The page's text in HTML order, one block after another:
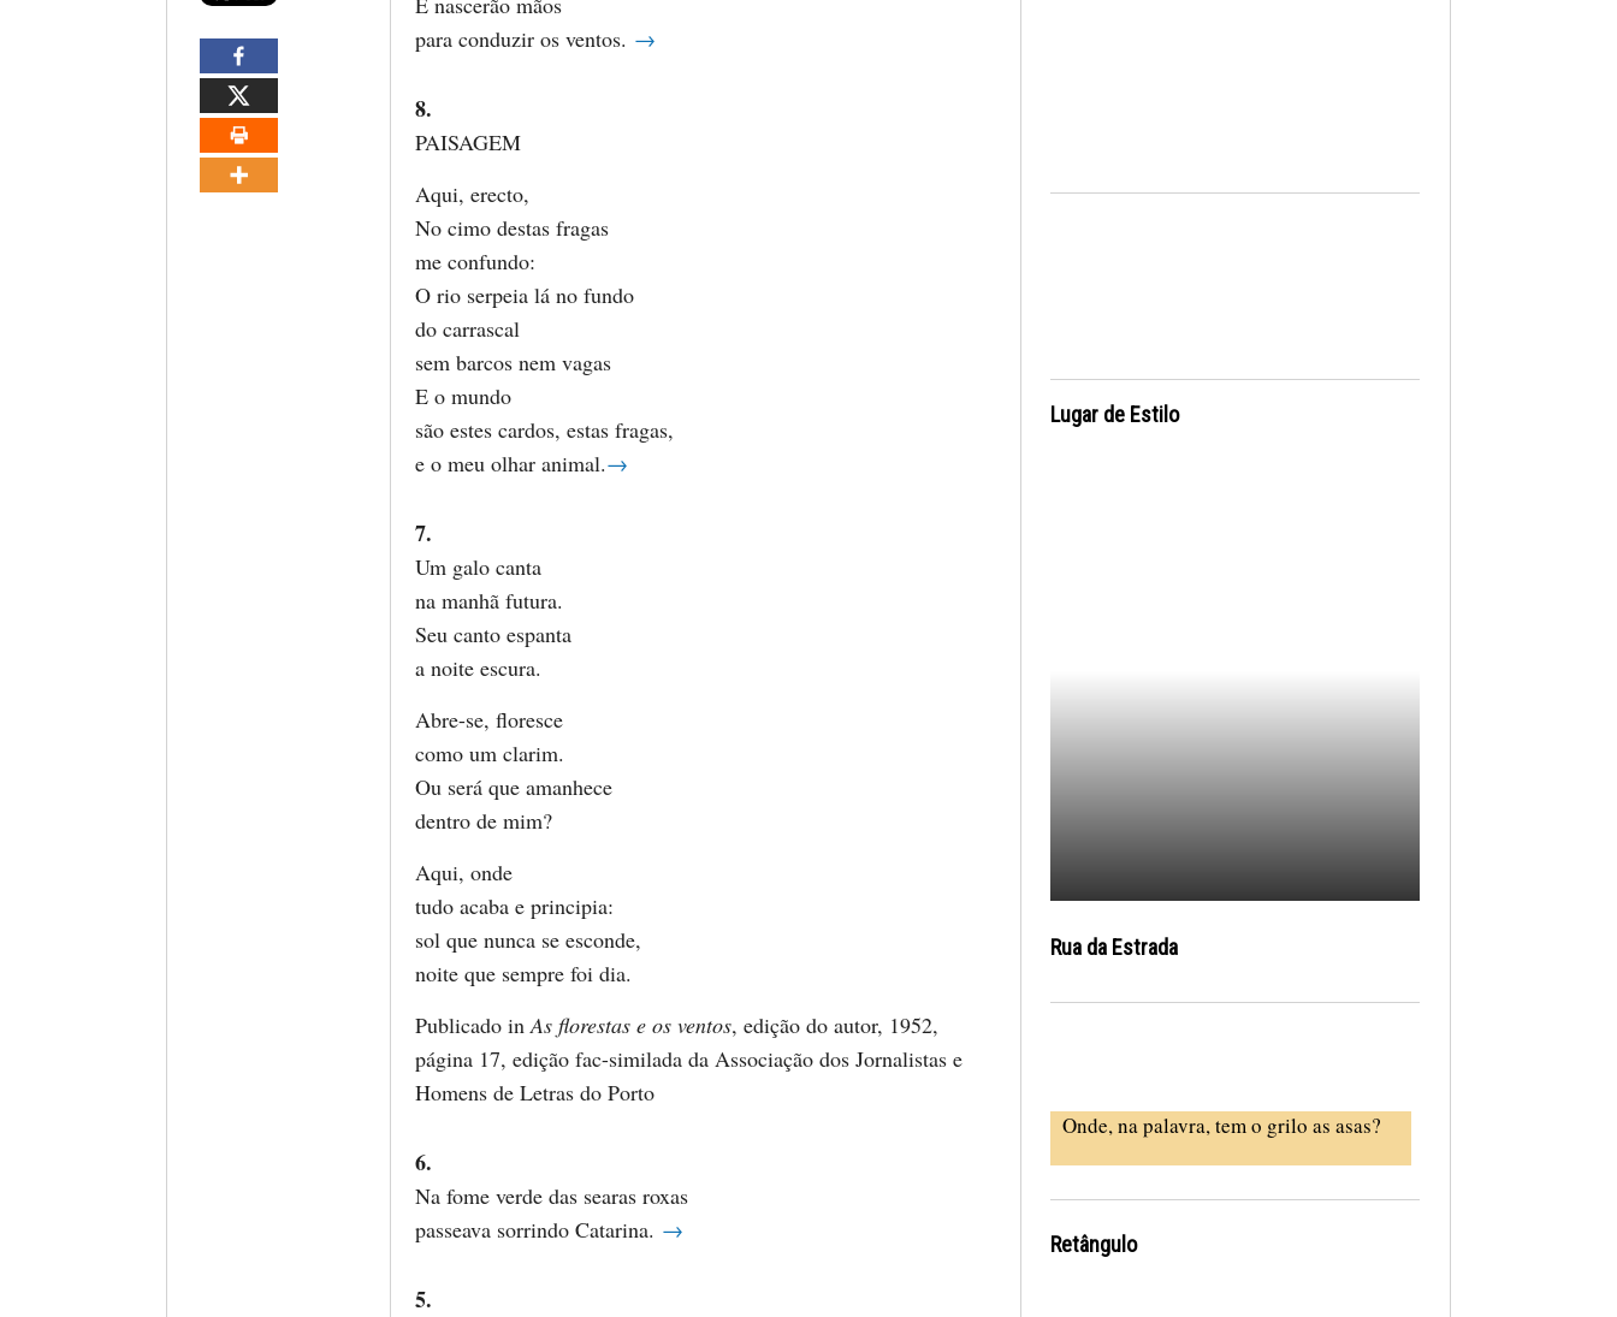
para conduzir os ventos. →
8.
PAISAGEM
Aqui, erecto,
No cimo destas fragas
me confundo:
O rio serpeia lá no fundo
do carrascal
sem barcos nem vagas
E o mundo
são estes cardos, estas fragas,
e o meu olhar animal.→
7.
Um galo canta
na manhã futura.
Seu canto espanta
a noite escura.
Abre-se, floresce
como um clarim.
Ou será que amanhece
dentro de mim?
Aqui, onde
tudo acaba e principia:
sol que nunca se esconde,
noite que sempre foi dia.
Publicado inAs florestas e os ventos, edição do autor, 1952,
página 17, edição fac-similada da Associação dos Jornalistas e
Homens de Letras do Porto
6.
Na fome verde das searas roxas
passeava sorrindo Catarina. →
5.
Lugar de Estilo
Rua da Estrada
Onde, na palavra, tem o grilo as asas?
Retângulo